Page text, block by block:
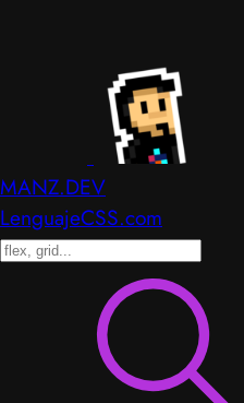
MANZ.DEV
LenguajeCSS.com